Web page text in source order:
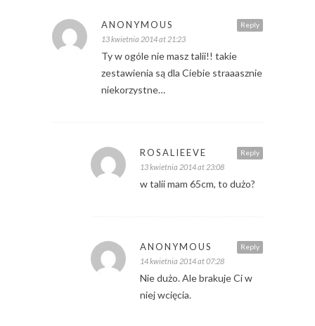
Reply
ANONYMOUS
13 kwietnia 2014 at 21:23
Ty w ogóle nie masz talii!! takie
zestawienia są dla Ciebie straaasznie
niekorzystne…
Reply
ROSALIEEVE
13 kwietnia 2014 at 23:08
w talii mam 65cm, to dużo?
Reply
ANONYMOUS
14 kwietnia 2014 at 07:28
Nie dużo. Ale brakuje Ci w
niej wcięcia.